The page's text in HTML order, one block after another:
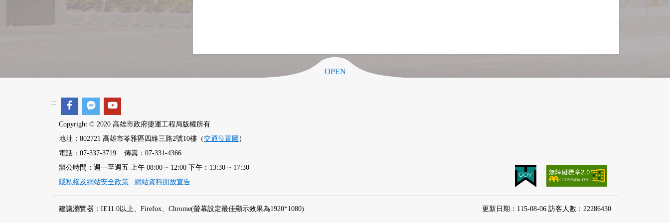
OPEN
:::
Copyright © 2020 高雄市政府捷運工程局版權所有
地址：802721 高雄市苓雅區四維三路2號10樓（交通位置圖 ）
電話：07-337-3719 傳真：07-331-4366
辦公時間：週一至週五 上午 08:00 ~ 12:00 下午：13:30 ~ 17:30
隱私權及網站安全政策
網站資料開放宣告
建議瀏覽器：IE11.0以上、Firefox、Chrome(螢幕設定最佳顯示效果為1920*1080) 更新日期：115-08-06 訪客人數：22286430